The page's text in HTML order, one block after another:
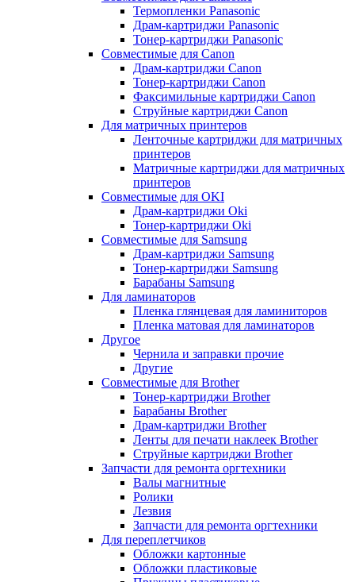
Термопленки Panasonic
Драм-картриджи Panasonic
Тонер-картриджи Panasonic
Совместимые для Canon
Драм-картриджи Canon
Тонер-картриджи Canon
Факсимильные картриджи Canon
Струйные картриджи Canon
Для матричных принтеров
Ленточные картриджи для матричных
принтеров
Матричные картриджи для матричных
принтеров
Совместимые для OKI
Драм-картриджи Oki
Тонер-картриджи Oki
Совместимые для Samsung
Драм-картриджи Samsung
Тонер-картриджи Samsung
Барабаны Samsung
Для ламинаторов
Пленка глянцевая для ламиниторов
Пленка матовая для ламинаторов
Другое
Чернила и заправки прочие
Другие
Совместимые для Brother
Тонер-картриджи Brother
Барабаны Brother
Драм-картриджи Brother
Ленты для печати наклеек Brother
Струйные картриджи Brother
Запчасти для ремонта оргтехники
Валы магнитные
Ролики
Лезвия
Запчасти для ремонта оргтехники
Для переплетчиков
Обложки картонные
Обложки пластиковые